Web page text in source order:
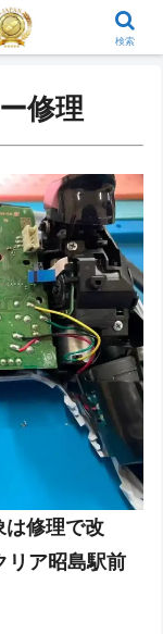
修理
は修理で改
リア昭島駅前
検索